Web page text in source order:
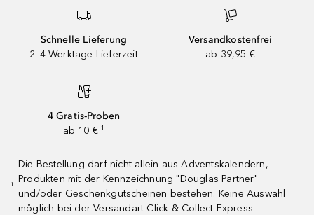
Schnelle Lieferung
2–4 Werktage Lieferzeit
Versandkostenfrei
ab 39,95 €
4 Gratis-Proben
ab 10 € ¹
¹
Die Bestellung darf nicht allein aus Adventskalendern,
Produkten mit der Kennzeichnung "Douglas Partner"
und/oder Geschenkgutscheinen bestehen. Keine Auswahl
möglich bei der Versandart Click & Collect Express